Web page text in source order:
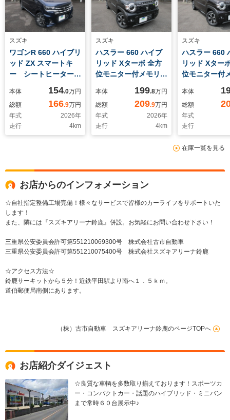
スズキ
ワゴンR 660 ハイブリ
ッド ZX スマートキ
ー シートヒーター
ー USB電源ソケッ
ト LEDヘッドラン
プ 盗難防止システ
ム 衝突安全ボディ
ー 保証付
本体 154.0万円
総額
166.9万円
年式
2026年
走行
4km
スズキ
ハスラー 660 ハイブ
リッド Xターボ 全方
位モニター付メモリー
ネクト対応 シートヒ
ーター スマートキ
ー USB電源ソケッ
ト アダプティブクル
ーズコントロール オ
メーカー保証付
本体 199.8万円
総額
209.9万円
年式
2026年
走行
4km
スズキ
ハスラー 660
リッド Xター
位モニター付
ネクト対応
ーター スマ
ー USB電源
ト アダプテ
ーズコントロ
ートマチック
メーカー保証
本体
総額
年式
走行
在庫一覧を見る
お店からのインフォメーション
☆自社指定整備工場完備！様々なサービスで皆様のカーライフをサポートいた
します！
また、隣には『スズキアリーナ鈴鹿』併設。お気軽にお問い合わせ下さい！
三重県公安委員会許可第551210069300号 株式会社古市自動車
三重県公安委員会許可第551210075400号 株式会社スズキアリーナ鈴鹿
☆アクセス方法☆
鈴鹿サーキットから５分！近鉄平田駅より南へ１．５ｋｍ。
道伯郵便局南側にあります。
（株）古市自動車 スズキアリーナ鈴鹿のページTOPへ
お店紹介ダイジェスト
☆良質な車輌を多数取り揃えております！スポーツカ
ー・コンパクトカー・話題のハイブリッド・ミニバン
まで常時６０台展示中♪